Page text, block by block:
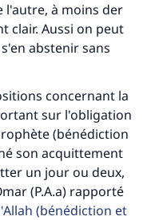
l'autre, à moins der
clair. Aussi on peut
abstenir sans
concernant la
sur l'obligation
(bénédiction
son acquittement
un jour ou deux,
(P.A.a) rapporté
(bénédiction et